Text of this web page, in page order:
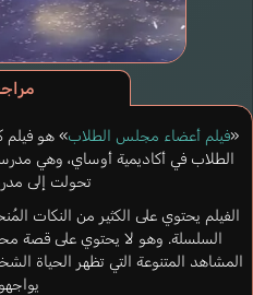
«فيلم أعضاء مجلس الطلاب» هو
الطلاب في أكاديمية أوساي، وهي
تحولت إلى
الفيلم يحتوي على الكثير من النكات
السلسلة. وهو لا يحتوي على قصة
المشاهد المتنوعة التي تظهر الحياة